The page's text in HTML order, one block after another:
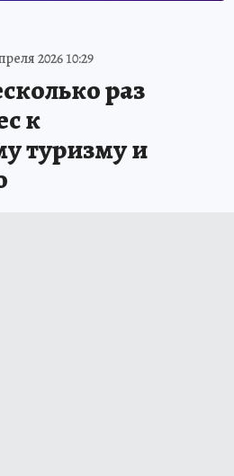
2026 10:29
раз
к
туризму и